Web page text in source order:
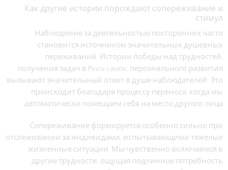
Как другие истории порождают сопереживание и
стимул
Наблюдение за деятельностью посторонних часто
становится источником значительных душевных
переживаний. Истории победы над трудностей,
получения задач в Pinco casino, персонального развития
вызывают значительный ответ в душе наблюдателей. Это
происходит благодаря процессу переноса, когда мы
автоматически помещаем себя на место другого лица.
Сопереживание формируется особенно сильно при
отслеживании за индивидами, испытывающими тяжелые
жизненные ситуации. Мы чувственно включаемся в
другие трудности, ощущая подлинное потребность